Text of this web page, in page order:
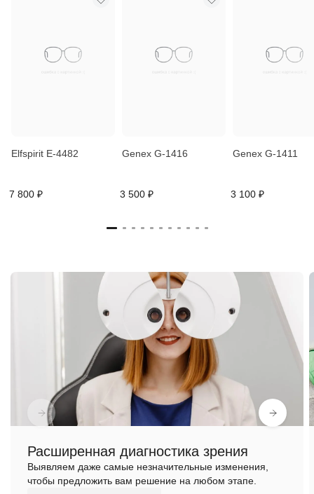
Elfspirit E-4482
7 800 ₽
Genex G-1416
3 500 ₽
Genex G-1411
3 100 ₽
Расширенная диагностика зрения
Выявляем даже самые незначительные изменения,
чтобы предложить вам решение на любом этапе.